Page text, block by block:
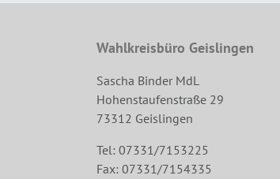
Wahlkreisbüro Geislingen
Sascha Binder MdL
Hohenstaufenstraße 29
73312 Geislingen
Tel: 07331/7153225
Fax: 07331/7154335